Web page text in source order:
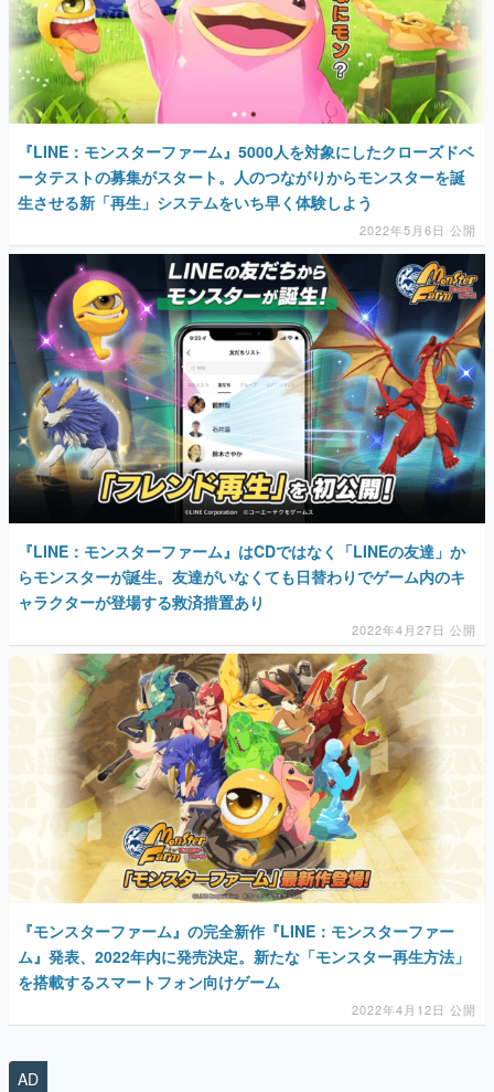
『LINE：モンスターファーム』5000人を対象にしたクローズドベ
ータテストの募集がスタート。人のつながりからモンスターを誕
生させる新「再生」システムをいち早く体験しよう
2022年5月6日 公開
『LINE：モンスターファーム』はCDではなく「LINEの友達」か
らモンスターが誕生。友達がいなくても日替わりでゲーム内のキ
ャラクターが登場する救済措置あり
2022年4月27日 公開
『モンスターファーム』の完全新作『LINE：モンスターファー
ム』発表、2022年内に発売決定。新たな「モンスター再生方法」
を搭載するスマートフォン向けゲーム
2022年4月12日 公開
AD